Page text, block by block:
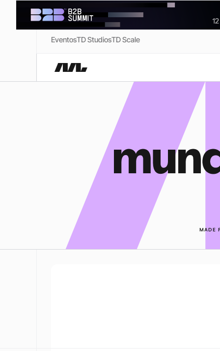
EventosTD StudiosTD Scale
MADE